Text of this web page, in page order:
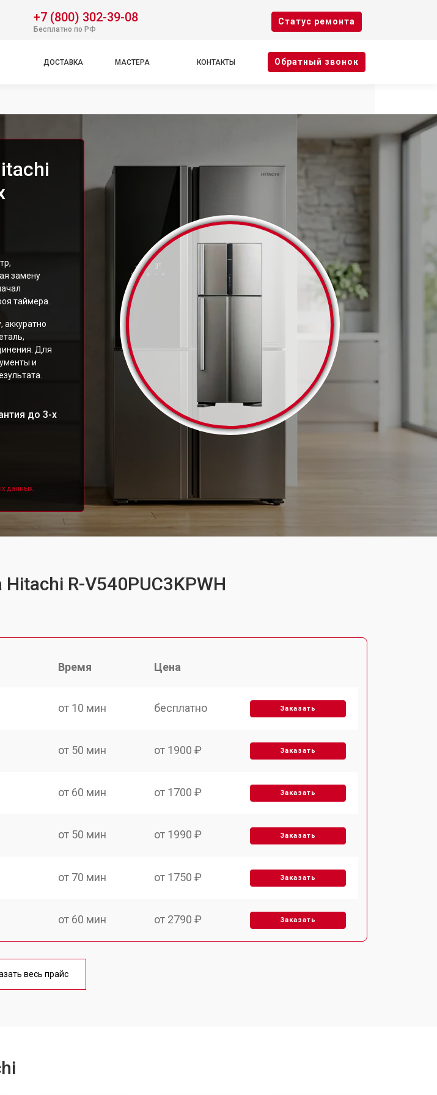
+7 (800) 302-39-08
Бесплатно по РФ
Cтатус ремонта
ДОСТАВКА МАСТЕРА КОНТАКТЫ Oбратный звонок
замену
таймера.
аккуратно
Для
и
до 3-х
данных.
R-V540PUC3KPWH
Время Цена
от 10 мин бесплатно Заказать
от 50 мин от 1900 ₽ Заказать
от 60 мин от 1700 ₽ Заказать
от 50 мин от 1990 ₽ Заказать
от 70 мин от 1750 ₽ Заказать
от 60 мин от 2790 ₽ Заказать
от 60 мин
весь прайс